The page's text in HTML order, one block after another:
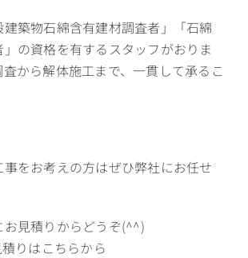
築物石綿含有建材調査者」「石綿
の資格を有するスタッフがおりま
から解体施工まで、一貫して承るこ
をお考えの方はぜひ弊社にお任せ
お見積りからどうぞ(^^)
りはこちらから